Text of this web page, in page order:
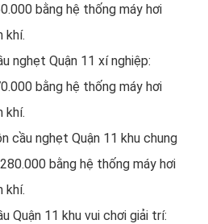
bằng hệ thống máy hơi
khí.
nghẹt Quận 11 xí nghiệp:
bằng hệ thống máy hơi
khí.
cầu nghẹt Quận 11 khu chung
bằng hệ thống máy hơi
khí.
Quận 11 khu vui chơi giải trí: